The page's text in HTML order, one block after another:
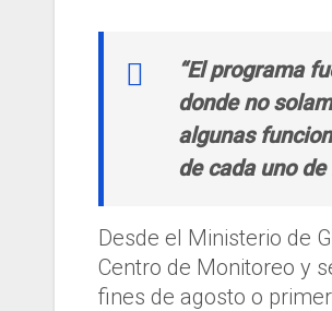
“El programa
donde no
algunas
de cada uno
Desde el Ministerio de
Centro de Monitoreo y
fines de agosto o